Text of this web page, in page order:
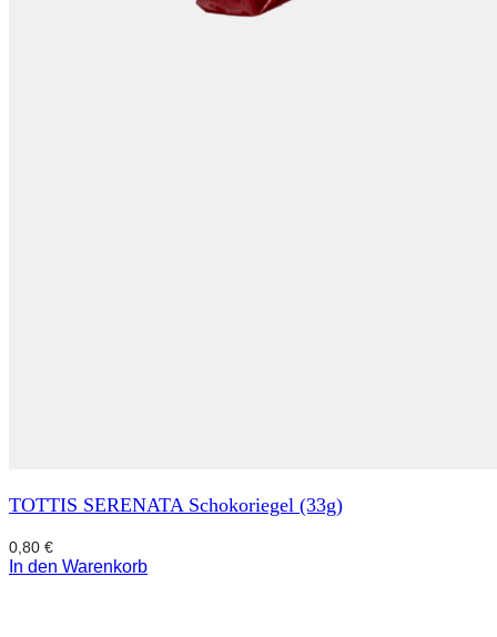
TOTTIS SERENATA Schokoriegel (33g)
0,80 €
In den Warenkorb